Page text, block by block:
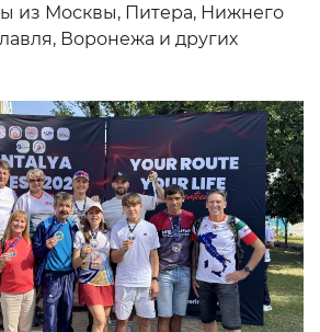
из Москвы, Питера, Нижнего
Воронежа и других